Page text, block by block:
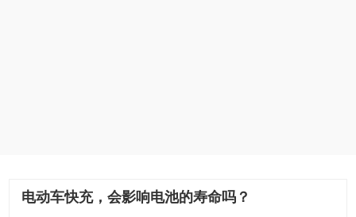
电动车快充，会影响电池的寿命吗？